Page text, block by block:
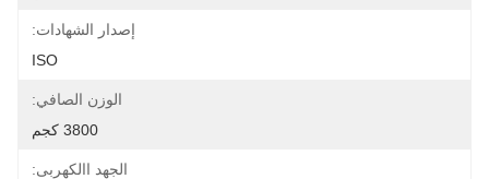
إصدار الشهادات:
ISO
الوزن الصافي:
3800 كجم
الجهد االكهربى: